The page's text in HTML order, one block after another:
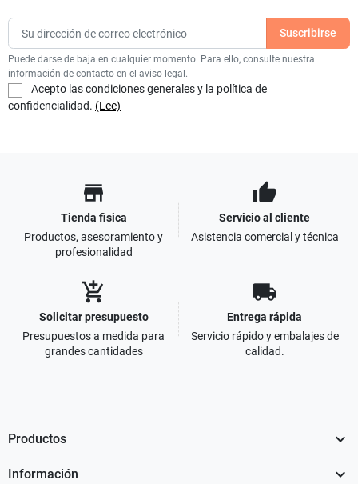
Puede darse de baja en cualquier momento. Para ello, consulte nuestra
información de contacto en el aviso legal.
Acepto las condiciones generales y la política de
confidencialidad. (Lee)
store
Tienda fisica
Productos, asesoramiento y
profesionalidad
thumb_up
Servicio al cliente
Asistencia comercial y técnica
add_shopping_cart
Solicitar presupuesto
Presupuestos a medida para
grandes cantidades
local_shipping
Entrega rápida
Servicio rápido y embalajes de
calidad.
Productos 
Información 